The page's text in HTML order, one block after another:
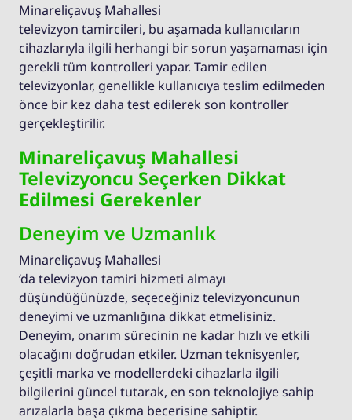
Minareliçavuş Mahallesi
televizyon tamircileri, bu aşamada kullanıcıların
cihazlarıyla ilgili herhangi bir sorun yaşamaması için
gerekli tüm kontrolleri yapar. Tamir edilen
televizyonlar, genellikle kullanıcıya teslim edilmeden
önce bir kez daha test edilerek son kontroller
gerçekleştirilir.
Minareliçavuş Mahallesi
Televizyoncu Seçerken Dikkat
Edilmesi Gerekenler
Deneyim ve Uzmanlık
Minareliçavuş Mahallesi
‘da televizyon tamiri hizmeti almayı
düşündüğünüzde, seçeceğiniz televizyoncunun
deneyimi ve uzmanlığına dikkat etmelisiniz.
Deneyim, onarım sürecinin ne kadar hızlı ve etkili
olacağını doğrudan etkiler. Uzman teknisyenler,
çeşitli marka ve modellerdeki cihazlarla ilgili
bilgilerini güncel tutarak, en son teknolojiye sahip
arızalarla başa çıkma becerisine sahiptir.